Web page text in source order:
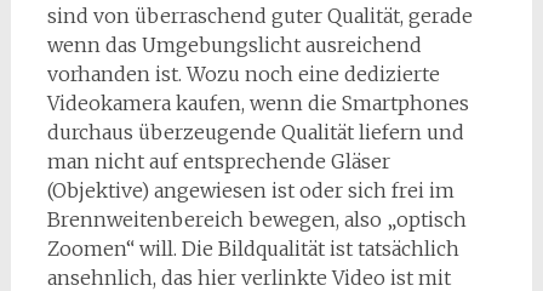
sind von überraschend guter Qualität, gerade
wenn das Umgebungslicht ausreichend
vorhanden ist. Wozu noch eine dedizierte
Videokamera kaufen, wenn die Smartphones
durchaus überzeugende Qualität liefern und
man nicht auf entsprechende Gläser
(Objektive) angewiesen ist oder sich frei im
Brennweitenbereich bewegen, also „optisch
Zoomen“ will. Die Bildqualität ist tatsächlich
ansehnlich, das hier verlinkte Video ist mit